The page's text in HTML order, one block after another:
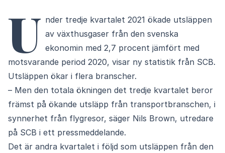
U nder tredje kvartalet 2021 ökade utsläppen
av växthusgaser från den svenska
ekonomin med 2,7 procent jämfört med
motsvarande period 2020, visar ny statistik från SCB.
Utsläppen ökar i flera branscher.
– Men den totala ökningen det tredje kvartalet beror
främst på ökande utsläpp från transportbranschen, i
synnerhet från flygresor, säger Nils Brown, utredare
på SCB i ett pressmeddelande.
Det är andra kvartalet i följd som utsläppen från den